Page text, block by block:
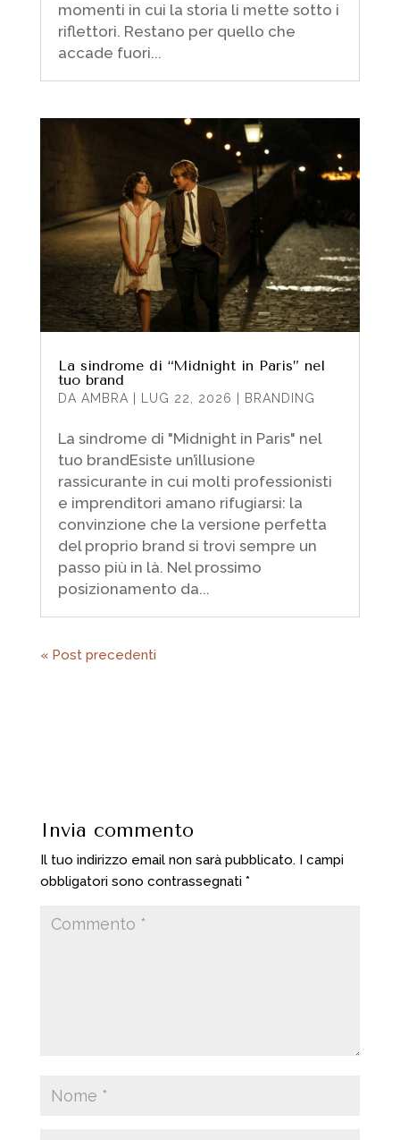
momenti in cui la storia li mette sotto i
riflettori. Restano per quello che
accade fuori...
La sindrome di “Midnight in Paris” nel
tuo brand
DA AMBRA LUG 22, 2026 BRANDING
La sindrome di "Midnight in Paris" nel
tuo brandEsiste un’illusione
rassicurante in cui molti professionisti
e imprenditori amano rifugiarsi: la
convinzione che la versione perfetta
del proprio brand si trovi sempre un
passo più in là. Nel prossimo
posizionamento da...
« Post precedenti
Invia commento
Il tuo indirizzo email non sarà pubblicato. I campi
obbligatori sono contrassegnati *